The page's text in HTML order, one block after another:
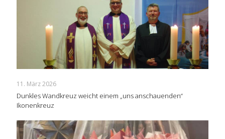
11. März 2026
Dunkles Wandkreuz weicht einem „uns anschauenden“
Ikonenkreuz